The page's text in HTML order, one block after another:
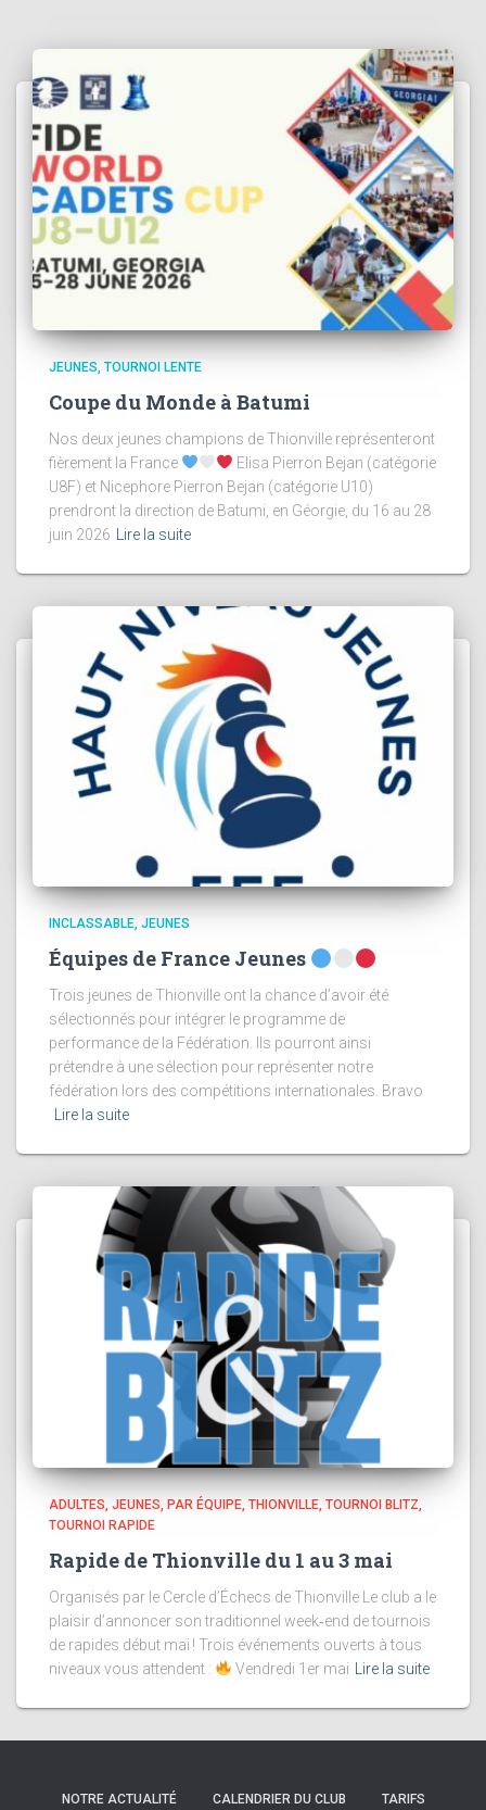
JEUNES TOURNOI LENTE
Coupe du Monde à Batumi
Nos deux jeunes champions de Thionville représenteront
fièrement la France
Elisa Pierron Bejan (catégorie
U8F) et Nicephore Pierron Bejan (catégorie U10)
prendront la direction de Batumi, en Géorgie, du 16 au 28
juin 2026
Lire la suite
INCLASSABLE JEUNES
Équipes de France Jeunes
Trois jeunes de Thionville ont la chance d’avoir été
sélectionnés pour intégrer le programme de
performance de la Fédération. Ils pourront ainsi
prétendre à une sélection pour représenter notre
fédération lors des compétitions internationales. Bravo
Lire la suite
ADULTES JEUNES PAR ÉQUIPE THIONVILLE TOURNOI BLITZ
TOURNOI RAPIDE
Rapide de Thionville du 1 au 3 mai
Organisés par le Cercle d’Échecs de Thionville Le club a le
plaisir d’annoncer son traditionnel week‑end de tournois
de rapides début mai ! Trois événements ouverts à tous
niveaux vous attendent :
Vendredi 1er mai Lire la suite
NOTRE ACTUALITÉ CALENDRIER DU CLUB TARIFS